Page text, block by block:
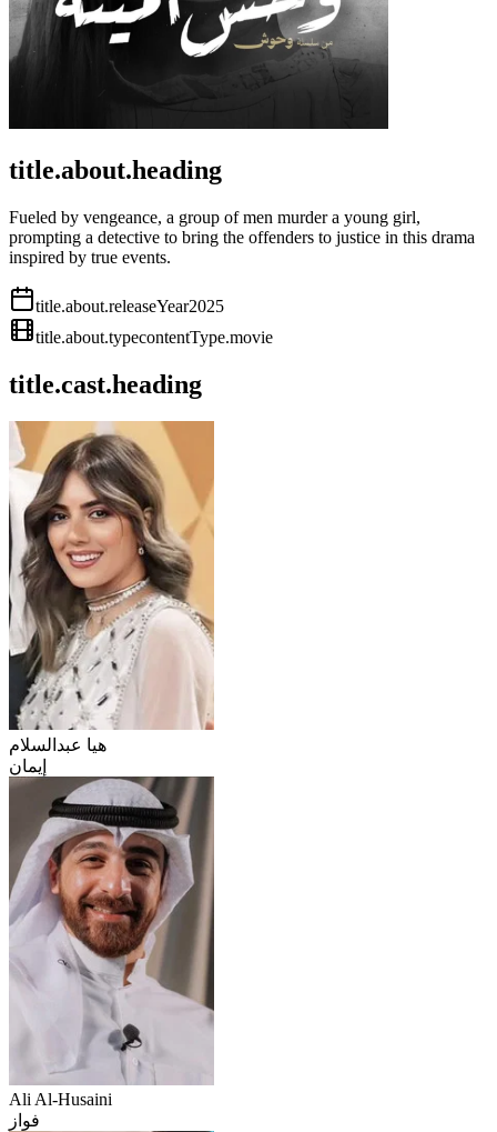
title.about.heading
Fueled by vengeance, a group of men murder a young girl,
prompting a detective to bring the offenders to justice in this drama
inspired by true events.
title.about.releaseYear2025
title.about.typecontentType.movie
title.cast.heading
هيا عبدالسلام
إيمان
Ali Al-Husaini
فواز